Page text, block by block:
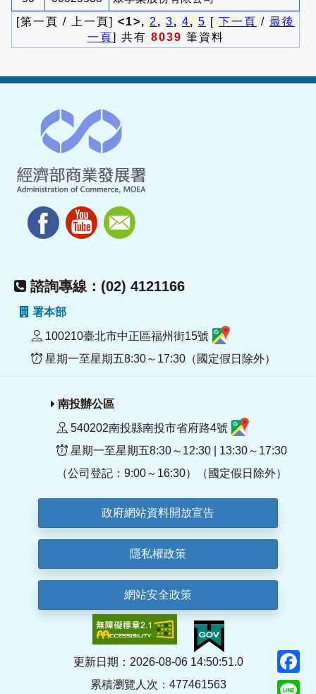
[第一頁 / 上一頁] <1>, 2 , 3, 4, 5 [ 下一頁 / 最後
一頁] 共有 8039 筆資料
諮詢專線：(02) 4121166
署本部
100210臺北市中正區福州街15號
星期一至星期五8:30～17:30（國定假日除外）
南投辦公區
540202南投縣南投市省府路4號
星期一至星期五8:30～12:30 | 13:30～17:30
（公司登記：9:00～16:30）（國定假日除外）
政府網站資料開放宣告
隱私權政策
網站安全政策
更新日期：2026-08-06 14:50:51.0
累積瀏覽人次：477461563